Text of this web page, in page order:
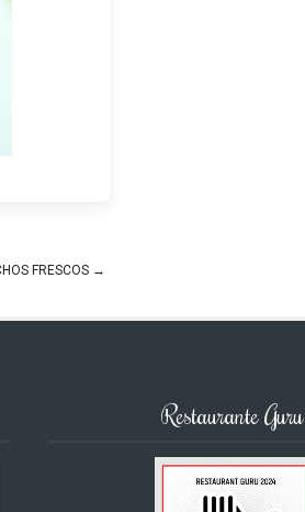
FRESCOS →
Restaurante Guru